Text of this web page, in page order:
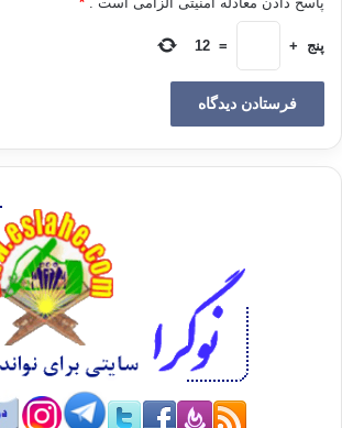
پنج +
=
12